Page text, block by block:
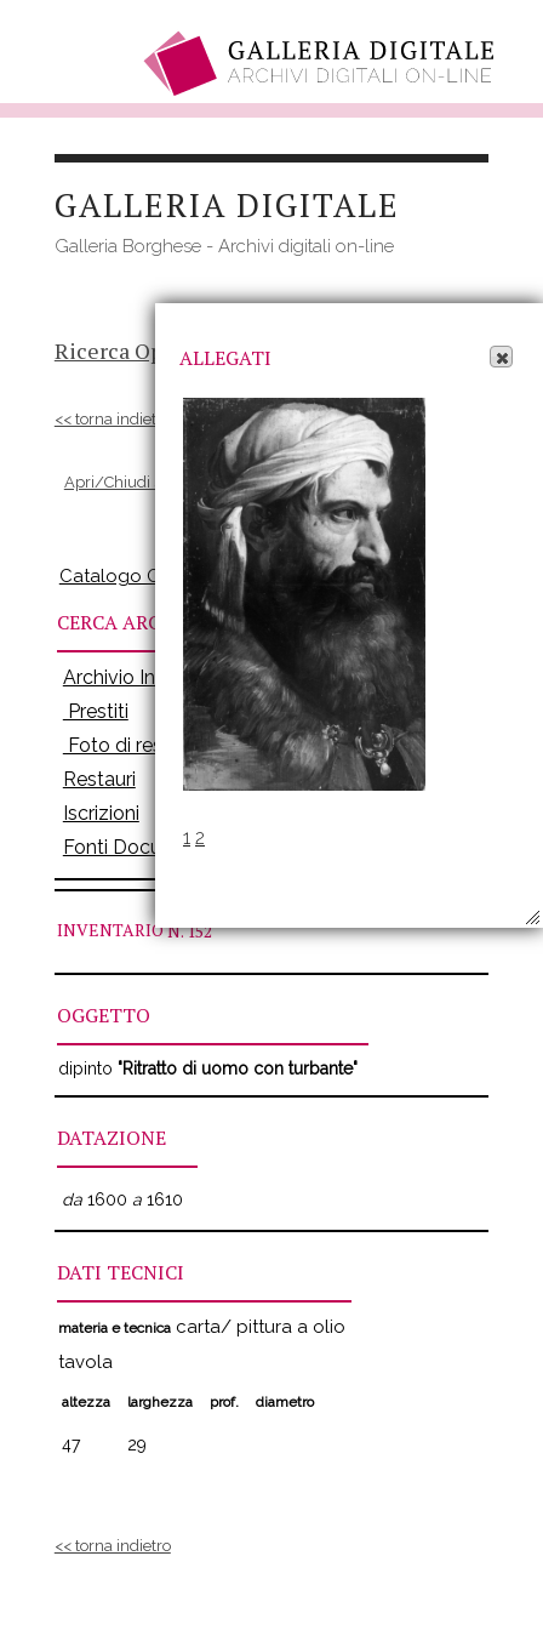
contenutoGALLERIA DIGITALE
Galleria Borghese - Archivi digitali on-line
Ricerca Opere-Risultato
<< torna indietro
Apri/Chiudi scheda Allegati
Catalogo Online
CERCA ARCHIVI
Archivio Inventari
Prestiti
Foto di restauro
Restauri
Iscrizioni
Fonti Documenti
INVENTARION. 152
OGGETTO
dipinto "Ritratto di uomo con turbante"
DATAZIONE
da1600 a1610
DATI TECNICI
materia e tecnicacarta/ pittura a olio
tavola
altezza larghezza prof. diametro
47 29
<< torna indietro
ALLEGATI
1 2